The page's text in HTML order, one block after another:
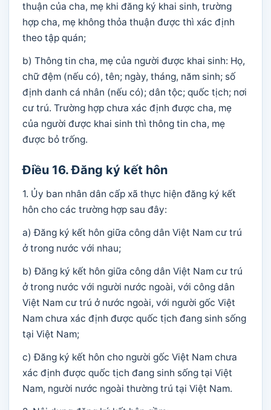
thuận của cha, mẹ khi đăng ký khai sinh, trường
hợp cha, mẹ không thỏa thuận được thì xác định
theo tập quán;
b) Thông tin cha, mẹ của người được khai sinh: Họ,
chữ đệm (nếu có), tên; ngày, tháng, năm sinh; số
định danh cá nhân (nếu có); dân tộc; quốc tịch; nơi
cư trú. Trường hợp chưa xác định được cha, mẹ
của người được khai sinh thì thông tin cha, mẹ
được bỏ trống.
Điều 16. Đăng ký kết hôn
1. Ủy ban nhân dân cấp xã thực hiện đăng ký kết
hôn cho các trường hợp sau đây:
a) Đăng ký kết hôn giữa công dân Việt Nam cư trú
ở trong nước với nhau;
b) Đăng ký kết hôn giữa công dân Việt Nam cư trú
ở trong nước với người nước ngoài, với công dân
Việt Nam cư trú ở nước ngoài, với người gốc Việt
Nam chưa xác định được quốc tịch đang sinh sống
tại Việt Nam;
c) Đăng ký kết hôn cho người gốc Việt Nam chưa
xác định được quốc tịch đang sinh sống tại Việt
Nam, người nước ngoài thường trú tại Việt Nam.